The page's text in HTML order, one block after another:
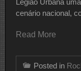
Legião Urbana
cenário nacional,
Read More
Posted in